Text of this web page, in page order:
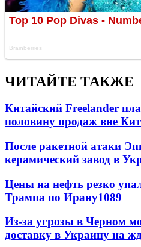
ЧИТАЙТЕ ТАКЖЕ
Китайский Freelander
половину продаж вне
После ракетной атаки
керамический завод в
Цены на нефть резко
Трампа по Ирану1089
Из-за угрозы в Черном
доставку в Украину на